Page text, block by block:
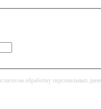
на обработку персональных